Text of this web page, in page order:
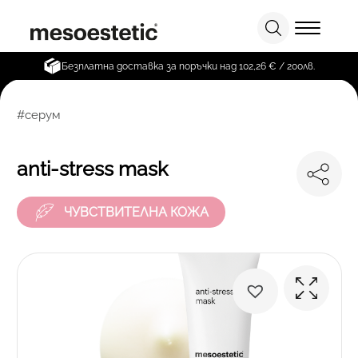
Безплатна доставка за поръчки над 102,26 € / 200лв.
#серум
anti-stress mask
ЧУВСТВИТЕЛНА КОЖА